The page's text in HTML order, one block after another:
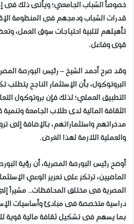
خصوصاً الشباب الجامعي؛ ويأتى ذلك فى
قدرات الشباب ودمجهم فى المنظومة
تأهيلهم لتلبية احتياجات سوق العمل،
قوى وفاعل.
وقد صرح أحمد الشيخ – رئيس البورصة
البروتوكول، بأن الإستثمار الناجح يتطلب
التطبيق العملي؛ لذلك فإن بروتوكول
الثقافة المالية لدى طلاب الجامعة
مدخراتهم واستثماراتهم، بالإضافة إلى
والعملية اللازمة لهذا الغرض.
أوضح رئيس البورصة المصرية، أن رؤية
الماضيين، ترتكز على تعزيز الوعي
المصرية فى مختلف المحافظات.. مشيراً
دراسية متخصصة فى مبادئ وأساسيات
بما يسهم فى تشكيل ثقافة مالية قوية